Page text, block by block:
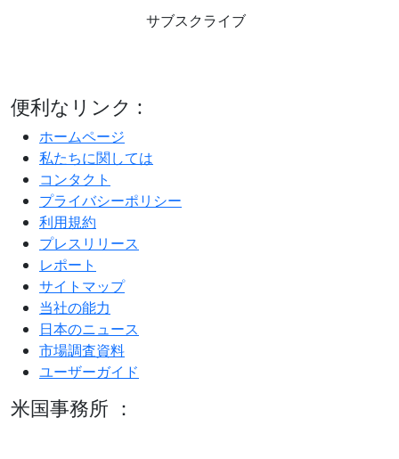
サブスクライブ
便利なリンク :
ホームページ
私たちに関しては
コンタクト
プライバシーポリシー
利用規約
プレスリリース
レポート
サイトマップ
当社の能力
日本のニュース
市場調査資料
ユーザーガイド
米国事務所 ：